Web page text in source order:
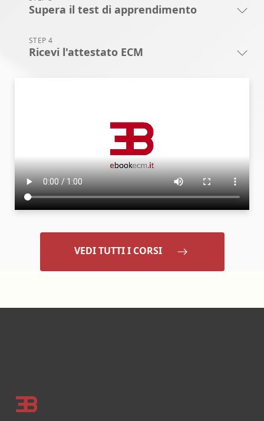
Supera il test di apprendimento
STEP 4
Ricevi l'attestato ECM
VEDI TUTTI I CORSI